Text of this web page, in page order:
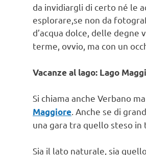
da invidiargli di certo né le
esplorare,se non da
d’acqua dolce, delle degne
terme, ovvio, ma con un
Vacanze al lago: Lago
Si chiama anche Verbano
Maggiore. Anche se di
una gara tra quello steso in
Sia il lato naturale, sia